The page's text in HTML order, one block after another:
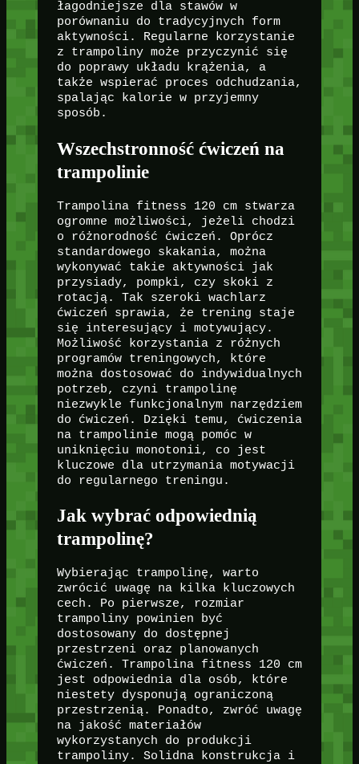
łagodniejsze dla stawów w
porównaniu do tradycyjnych form
aktywności. Regularne korzystanie
z trampoliny może przyczynić się
do poprawy układu krążenia, a
także wspierać proces odchudzania,
spalając kalorie w przyjemny
sposób.
Wszechstronność ćwiczeń na
trampolinie
Trampolina fitness 120 cm stwarza
ogromne możliwości, jeżeli chodzi
o różnorodność ćwiczeń. Oprócz
standardowego skakania, można
wykonywać takie aktywności jak
przysiady, pompki, czy skoki z
rotacją. Tak szeroki wachlarz
ćwiczeń sprawia, że trening staje
się interesujący i motywujący.
Możliwość korzystania z różnych
programów treningowych, które
można dostosować do indywidualnych
potrzeb, czyni trampolinę
niezwykle funkcjonalnym narzędziem
do ćwiczeń. Dzięki temu, ćwiczenia
na trampolinie mogą pomóc w
uniknięciu monotonii, co jest
kluczowe dla utrzymania motywacji
do regularnego treningu.
Jak wybrać odpowiednią
trampolinę?
Wybierając trampolinę, warto
zwrócić uwagę na kilka kluczowych
cech. Po pierwsze, rozmiar
trampoliny powinien być
dostosowany do dostępnej
przestrzeni oraz planowanych
ćwiczeń. Trampolina fitness 120 cm
jest odpowiednia dla osób, które
niestety dysponują ograniczoną
przestrzenią. Ponadto, zwróć uwagę
na jakość materiałów
wykorzystanych do produkcji
trampoliny. Solidna konstrukcja i